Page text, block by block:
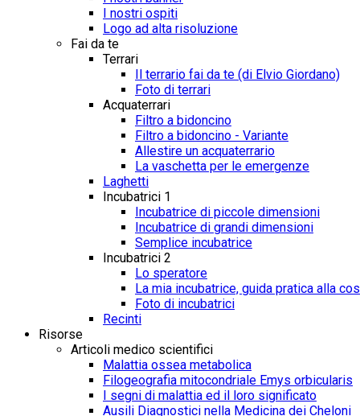
I nostri ospiti
Logo ad alta risoluzione
Fai da te
Terrari
Il terrario fai da te (di Elvio Giordano)
Foto di terrari
Acquaterrari
Filtro a bidoncino
Filtro a bidoncino - Variante
Allestire un acquaterrario
La vaschetta per le emergenze
Laghetti
Incubatrici 1
Incubatrice di piccole dimensioni
Incubatrice di grandi dimensioni
Semplice incubatrice
Incubatrici 2
Lo speratore
La mia incubatrice, guida pratica alla
Foto di incubatrici
Recinti
Risorse
Articoli medico scientifici
Malattia ossea metabolica
Filogeografia mitocondriale Emys orbicularis
I segni di malattia ed il loro significato
Ausili Diagnostici nella Medicina dei Cheloni